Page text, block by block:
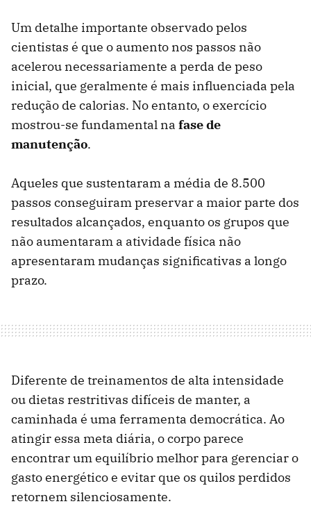
Um detalhe importante observado pelos
cientistas é que o aumento nos passos não
acelerou necessariamente a perda de peso
inicial, que geralmente é mais influenciada pela
redução de calorias. No entanto, o exercício
mostrou-se fundamental na fase de
manutenção.
Aqueles que sustentaram a média de 8.500
passos conseguiram preservar a maior parte dos
resultados alcançados, enquanto os grupos que
não aumentaram a atividade física não
apresentaram mudanças significativas a longo
prazo.
Diferente de treinamentos de alta intensidade
ou dietas restritivas difíceis de manter, a
caminhada é uma ferramenta democrática. Ao
atingir essa meta diária, o corpo parece
encontrar um equilíbrio melhor para gerenciar o
gasto energético e evitar que os quilos perdidos
retornem silenciosamente.